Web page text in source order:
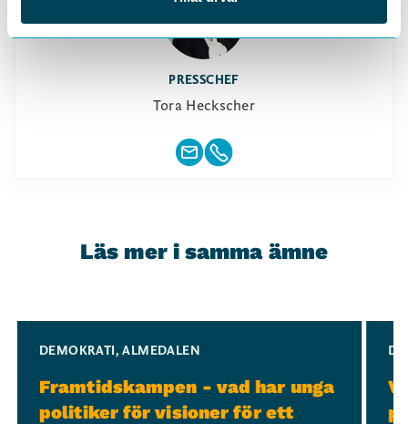
PRESSCHEF
Tora Heckscher
Läs mer i samma ämne
DEMOKRATI,ALMEDALEN
Framtidskampen - vad har unga
politiker för visioner för ett